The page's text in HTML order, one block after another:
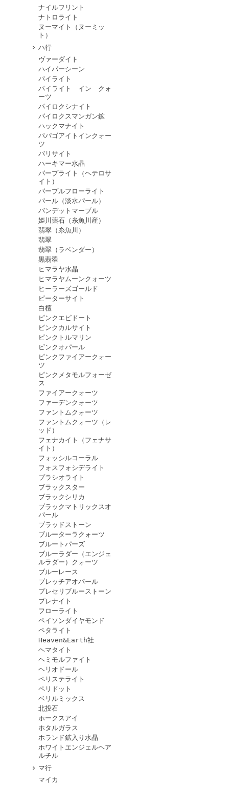
ナイルフリント
ナトロライト
ヌーマイト（ヌーミッ
ト）
ハ行
ヴァーダイト
ハイパーシーン
パイライト
パイライト イン クォ
ーツ
パイロクシナイト
パイロクスマンガン鉱
ハックマナイト
パパゴアイトインクォー
ツ
バリサイト
ハーキマー水晶
パープライト（ヘテロサ
イト）
パープルフローライト
パール（淡水パール）
バンデットマーブル
姫川薬石（糸魚川産）
翡翠（糸魚川）
翡翠
翡翠（ラベンダー）
黒翡翠
ヒマラヤ水晶
ヒマラヤムーンクォーツ
ヒーラーズゴールド
ピーターサイト
白檀
ピンクエピドート
ピンクカルサイト
ピンクトルマリン
ピンクオパール
ピンクファイアークォー
ツ
ピンクメタモルフォーゼ
ス
ファイアークォーツ
ファーデンクォーツ
ファントムクォーツ
ファントムクォーツ（レ
ッド）
フェナカイト（フェナサ
イト）
フォッシルコーラル
フォスフォシデライト
プラシオライト
ブラックスター
ブラックシリカ
ブラックマトリックスオ
パール
ブラッドストーン
ブルーターラクォーツ
ブルートパーズ
ブルーラダー（エンジェ
ルラダー）クォーツ
ブルーレース
ブレッチアオパール
プレセリブルーストーン
プレナイト
フローライト
ペイソンダイヤモンド
ペタライト
Heaven&Earth社
ヘマタイト
ヘミモルファイト
ヘリオドール
ペリステライト
ペリドット
ベリルミックス
北投石
ホークスアイ
ホタルガラス
ホランド鉱入り水晶
ホワイトエンジェルヘア
ルチル
マ行
マイカ